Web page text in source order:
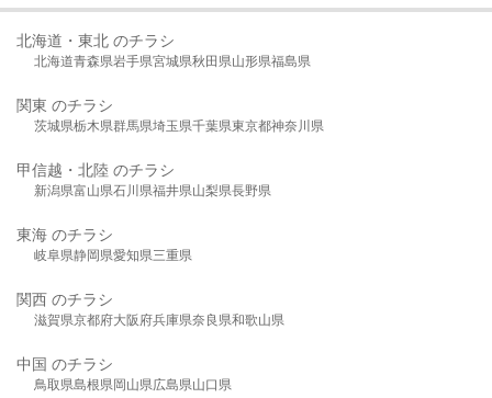
北海道・東北 のチラシ
北海道青森県岩手県宮城県秋田県山形県福島県
関東 のチラシ
茨城県栃木県群馬県埼玉県千葉県東京都神奈川県
甲信越・北陸 のチラシ
新潟県富山県石川県福井県山梨県長野県
東海 のチラシ
岐阜県静岡県愛知県三重県
関西 のチラシ
滋賀県京都府大阪府兵庫県奈良県和歌山県
中国 のチラシ
鳥取県島根県岡山県広島県山口県